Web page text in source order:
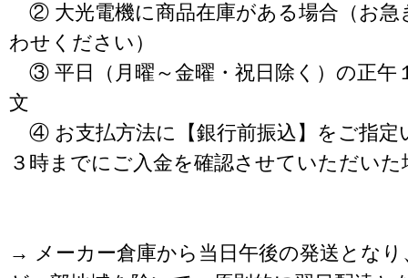
② 大光電機に商品在庫がある場合（お急
わせください）
③ 平日（月曜～金曜・祝日除く）の正午
文
④ お支払方法に【銀行前振込】をご指定
３時までにご入金を確認させていただいた
→ メーカー倉庫から当日午後の発送となり